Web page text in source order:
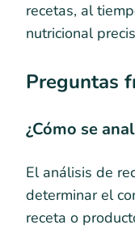
recetas, al
nutricional
Preguntas
¿Cómo se
El análisis de
determinar el
receta o